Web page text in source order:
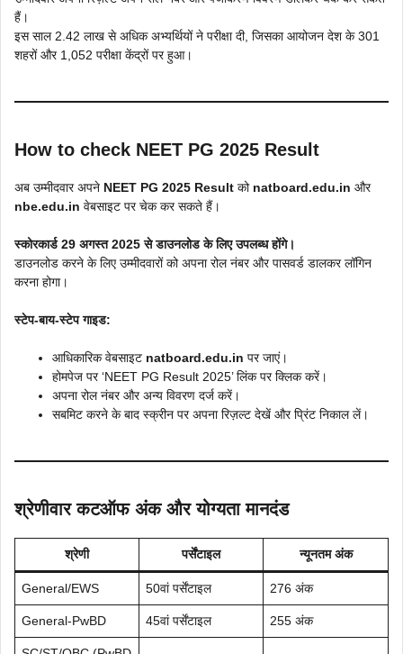
हैं।
इस साल 2.42 लाख से अधिक अभ्यर्थियों ने परीक्षा दी, जिसका आयोजन देश के 301
शहरों और 1,052 परीक्षा केंद्रों पर हुआ।
How to check NEET PG 2025 Result
अब उम्मीदवार अपने NEET PG 2025 Result को natboard.edu.in और
nbe.edu.in वेबसाइट पर चेक कर सकते हैं।
स्कोरकार्ड 29 अगस्त 2025 से डाउनलोड के लिए उपलब्ध होंगे।
डाउनलोड करने के लिए उम्मीदवारों को अपना रोल नंबर और पासवर्ड डालकर लॉगिन
करना होगा।
स्टेप-बाय-स्टेप गाइड:
आधिकारिक वेबसाइट natboard.edu.in पर जाएं।
होमपेज पर ‘NEET PG Result 2025’ लिंक पर क्लिक करें।
अपना रोल नंबर और अन्य विवरण दर्ज करें।
सबमिट करने के बाद स्क्रीन पर अपना रिज़ल्ट देखें और प्रिंट निकाल लें।
श्रेणीवार कटऑफ अंक और योग्यता मानदंड
श्रेणी पर्सेंटाइल न्यूनतम अंक
General/EWS 50वां पर्सेंटाइल 276 अंक
General-PwBD 45वां पर्सेंटाइल 255 अंक